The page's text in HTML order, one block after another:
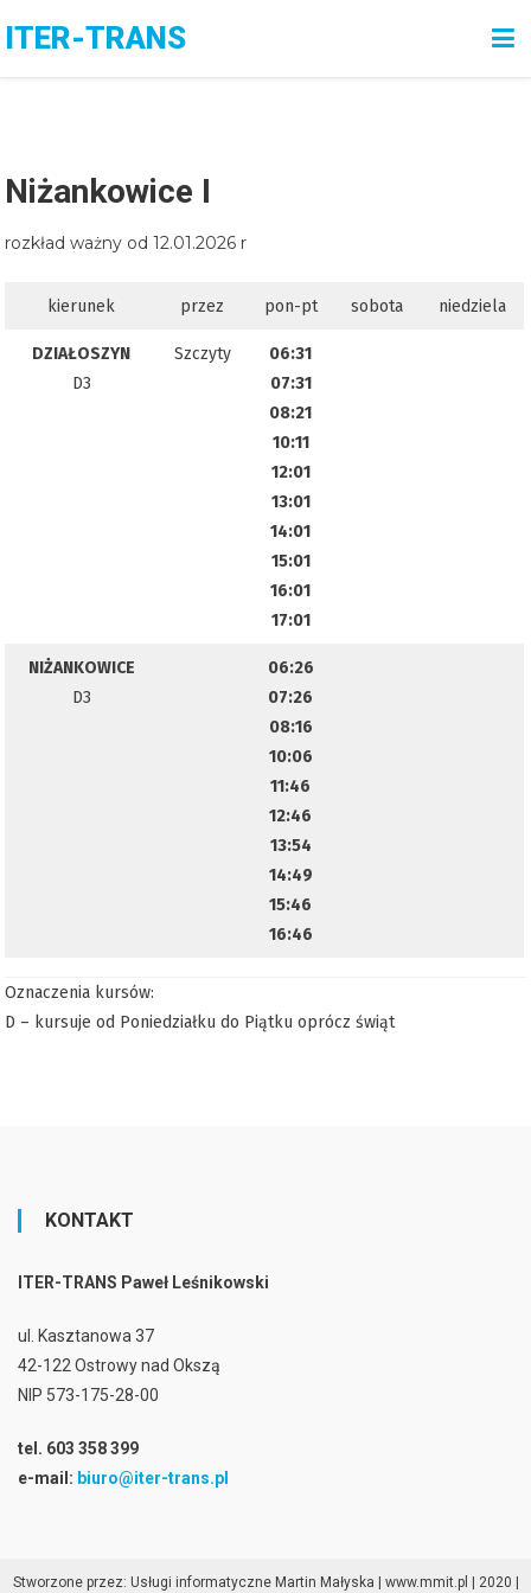
ITER-TRANS
Niżankowice I
rozkład ważny od 12.01.2026 r
kierunek przez pon-pt sobota niedziela
DZIAŁOSZYN
D3
Szczyty
06:31
07:31
08:21
10:11
12:01
13:01
14:01
15:01
16:01
17:01
NIŻANKOWICE
D3
06:26
07:26
08:16
10:06
11:46
12:46
13:54
14:49
15:46
16:46
Oznaczenia kursów:
D – kursuje od Poniedziałku do Piątku oprócz świąt
KONTAKT
ITER-TRANS Paweł Leśnikowski
ul. Kasztanowa 37
42-122 Ostrowy nad Okszą
NIP 573-175-28-00
tel. 603 358 399
e-mail: biuro@iter-trans.pl
Stworzone przez: Usługi informatyczne Martin Małyska | www.mmit.pl | 2020